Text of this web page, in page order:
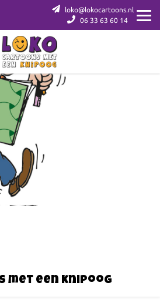
loko@lokocartoons.nl
06 33 63 60 14
met een knipoog